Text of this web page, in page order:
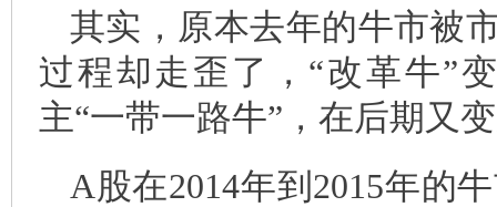
其实，原本去年的牛市被
过程却走歪了，“改革牛”
主“一带一路牛”，在后期又
A股在2014年到2015年的